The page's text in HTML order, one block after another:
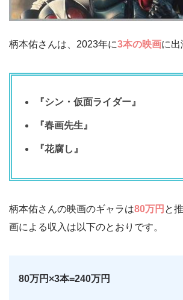
柄本佑さんは、2023年に3本の映画に出
『シン・仮面ライダー』
『春画先生』
『花腐し』
柄本佑さんの映画のギャラは80万円 と
画による収入は以下のとおりです。
80万円×3本=240万円